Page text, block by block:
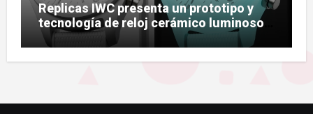
Replicas IWC presenta un prototipo y
tecnología de reloj cerámico luminoso
Ceralume